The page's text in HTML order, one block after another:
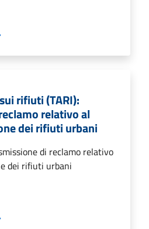
rifiuti (TARI):
relativo al
dei rifiuti urbani
di reclamo relativo
dei rifiuti urbani